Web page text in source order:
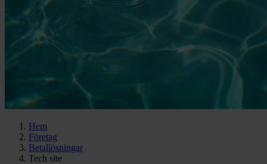
Hem
Företag
Betallösningar
Tech site